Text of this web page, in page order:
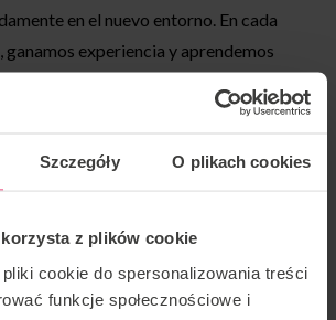
Szczegóły O plikach cookies
z plików cookie
cookie do spersonalizowania treści
funkcje społecznościowe i
en el nuevo entorno. En cada
ganamos experiencia y aprendemos
el cuerpo en la nueva posición.
hay tres participantes y un